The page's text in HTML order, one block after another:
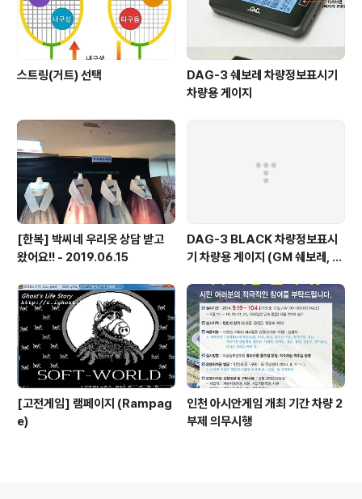
스트링(거트) 선택
DAG-3 쉐보레 차량정보표시기
차량용 게이지
[한복] 박씨네 우리옷 상담 받고
왔어요!! - 2019.06.15
DAG-3 BLACK 차량정보표시
기 차량용 게이지 (GM 쉐보레, 현
[고전게임] 램페이지 (Rampag
e)
인천 아시안게임 개최 기간 차량 2
부제 의무시행